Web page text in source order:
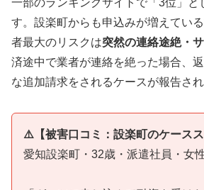
す。設楽町からも申込みが増えてい
者最大のリスクは突然の連絡途絶・
済途中で業者が連絡を絶った場合、
な追加請求をされるケースが報告され
⚠️【被害口コミ：設楽町のケースス
愛知設楽町・32歳・派遣社員・女